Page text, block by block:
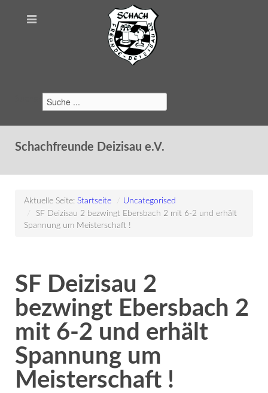
Schachfreunde Deizisau e.V.
Aktuelle Seite: Startseite /
Uncategorised
/
SF Deizisau 2 bezwingt Ebersbach 2 mit 6-2 und erhält
Spannung um Meisterschaft !
SF Deizisau 2
bezwingt Ebersbach 2
mit 6-2 und erhält
Spannung um
Meisterschaft !